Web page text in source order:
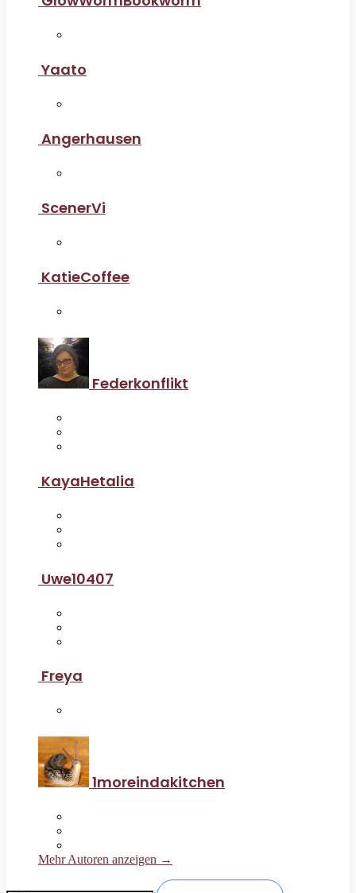
Yaato
Angerhausen
ScenerVi
KatieCoffee
Federkonflikt
KayaHetalia
Uwe10407
Freya
1moreindakitchen
Mehr Autoren anzeigen →